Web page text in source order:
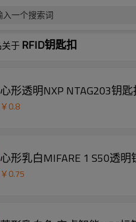
入一个搜索词
于RFID钥匙扣
心形透明NXP NTAG203钥
￥0.8
心形乳白MIFARE 1 S50透
￥0.75